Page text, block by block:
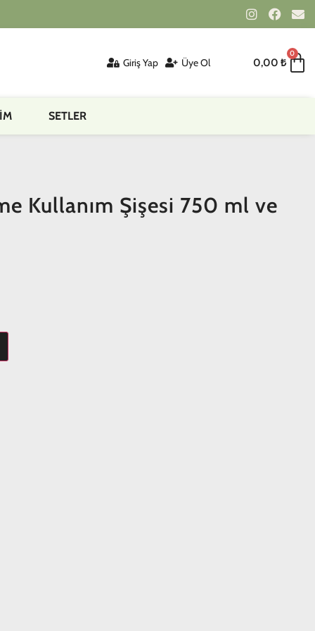
Giriş Yap Üye Ol 0,00 ₺
0
SETLER
Kullanım Şişesi 750 ml ve